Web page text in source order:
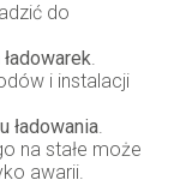
do
.
i instalacji
ładowania.
na stałe może
awarii.